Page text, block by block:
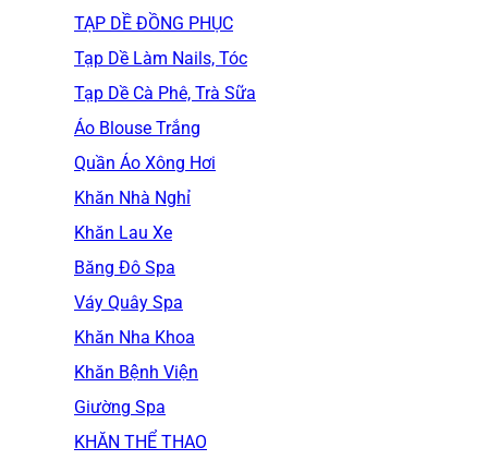
TẠP DỀ ĐỒNG PHỤC
Tạp Dề Làm Nails, Tóc
Tạp Dề Cà Phê, Trà Sữa
Áo Blouse Trắng
Quần Áo Xông Hơi
Khăn Nhà Nghỉ
Khăn Lau Xe
Băng Đô Spa
Váy Quây Spa
Khăn Nha Khoa
Khăn Bệnh Viện
Giường Spa
KHĂN THỂ THAO